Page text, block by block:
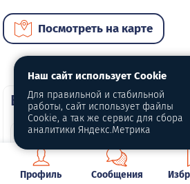
Посмотреть на карте
ВИП автомобили
Профиль Сообщения
Наш сайт использует Cookie
Для правильной и стабильной
работы, сайт использует файлы
Cookie, а так же сервис для сбора
аналитики Яндекс.Метрика